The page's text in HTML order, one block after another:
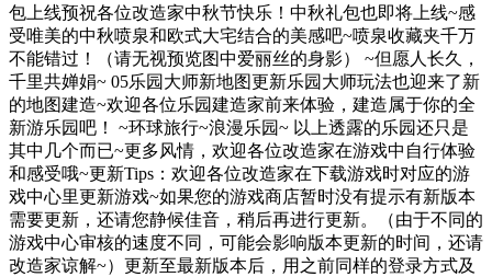
包上线预祝各位改造家中秋节快乐！中秋礼包也即将上线~感
受唯美的中秋喷泉和欧式大宅结合的美感吧~喷泉收藏夹千万
不能错过！（请无视预览图中爱丽丝的身影） ~但愿人长久，
千里共婵娟~ 05乐园大师新地图更新乐园大师玩法也迎来了新
的地图建造~欢迎各位乐园建造家前来体验，建造属于你的全
新游乐园吧！ ~环球旅行~浪漫乐园~ 以上透露的乐园还只是
其中几个而已~更多风情，欢迎各位改造家在游戏中自行体验
和感受哦~更新Tips：欢迎各位改造家在下载游戏时对应的游
戏中心里更新游戏~如果您的游戏商店暂时没有提示有新版本
需要更新，还请您静候佳音，稍后再进行更新。（由于不同的
游戏中心审核的速度不同，可能会影响版本更新的时间，还请
改造家谅解~）更新至最新版本后，用之前同样的登录方式及